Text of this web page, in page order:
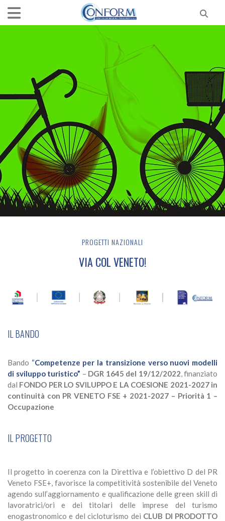
PROGETTI NAZIONALI
VIA COL VENETO!
IL BANDO
Bando “Competenze per la transizione verso nuovi modelli
di sviluppo turistico” – DGR 1645 del 19/12/2022, finanziato
dal FONDO PER LO SVILUPPO E LA COESIONE 2021-2027 in
continuità con PR VENETO FSE + 2021-2027 – Priorità 1 –
Occupazione
IL PROGETTO
Il progetto in coerenza con la Direttiva e l’obiettivo D del PR
Veneto FSE+, favorisce la competitività sostenibile del Veneto
agendo sull’aggiornamento e qualificazione delle green skill di
lavoratrici/ori e dei titolari delle imprese del turismo
enogastronomico e del cicloturismo dei CLUB DI PRODOTTO